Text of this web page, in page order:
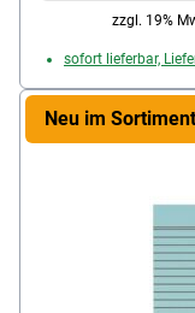
zzgl. 19%
sofort lieferbar,
Neu im Sortiment